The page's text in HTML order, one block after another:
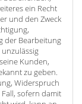
ein Recht
und den Zweck
der Bearbeitung
Kunden,
zu geben.
Widerspruch
sofern damit